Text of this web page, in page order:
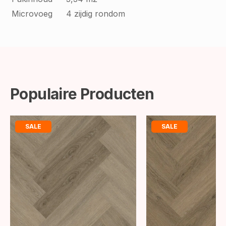
Microvoeg
4 zijdig rondom
Populaire Producten
SALE SALE